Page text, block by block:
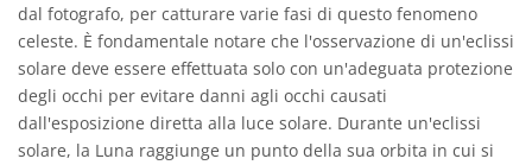
dal fotografo, per catturare varie fasi di questo fenomeno
celeste. È fondamentale notare che l'osservazione di un'eclissi
solare deve essere effettuata solo con un'adeguata protezione
degli occhi per evitare danni agli occhi causati
dall'esposizione diretta alla luce solare. Durante un'eclissi
solare, la Luna raggiunge un punto della sua orbita in cui si